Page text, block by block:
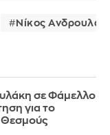
Νίκος
σε Φάμελλο
για το
Θεσμούς